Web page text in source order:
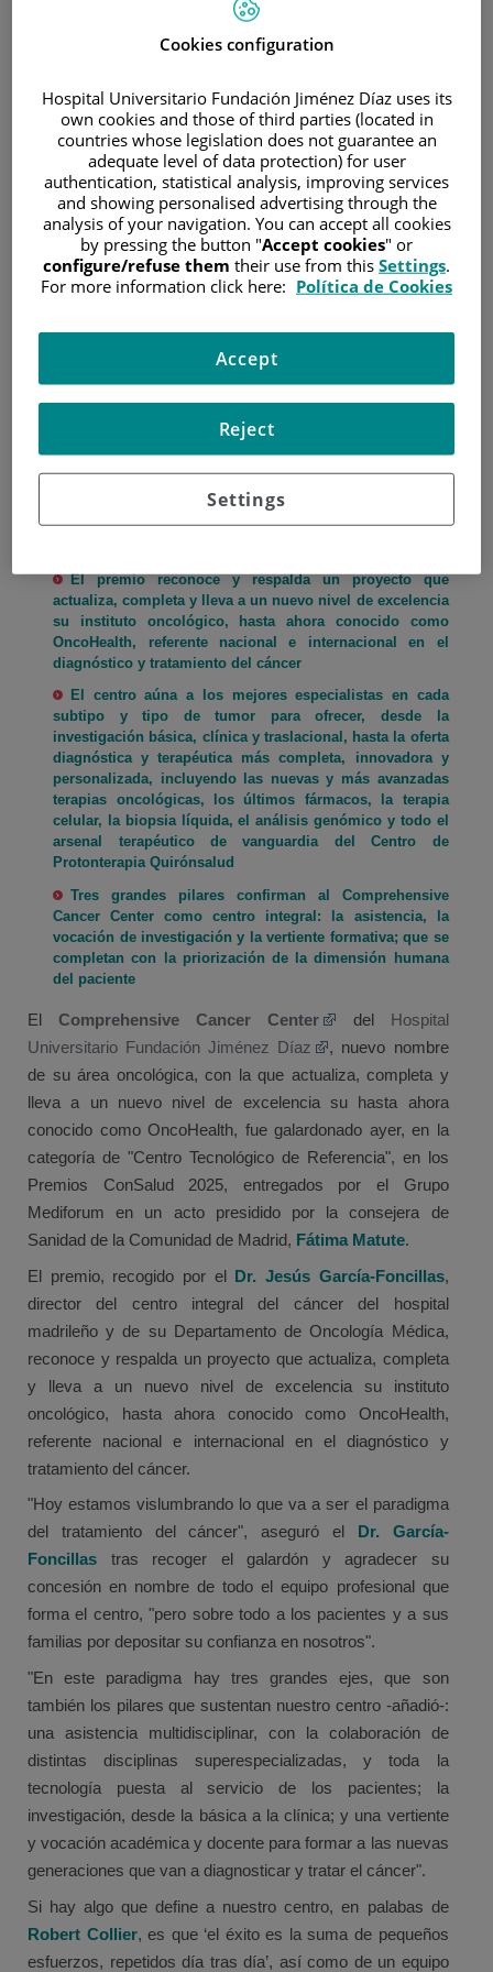
del hospital, reconocido en la
categoría de “Centro Tecnológico
de Referencia” en los Premios
ConSalud 2025
El centro plantea un abordaje transversal, multidisciplinar
e integral del cáncer, con profesionales especializados y
tecnología de vanguardia, para ofrecer el mejor y más
personalizado diagnóstico y tratamiento oncológico
17 de septiembre de 2025
El premio reconoce y respalda un proyecto que
actualiza, completa y lleva a un nuevo nivel de excelencia
su instituto oncológico, hasta ahora conocido como
OncoHealth, referente nacional e internacional en el
diagnóstico y tratamiento del cáncer
El centro aúna a los mejores especialistas en cada
subtipo y tipo de tumor para ofrecer, desde la
investigación básica, clínica y traslacional, hasta la oferta
diagnóstica y terapéutica más completa, innovadora y
personalizada, incluyendo las nuevas y más avanzadas
terapias oncológicas, los últimos fármacos, la terapia
celular, la biopsia líquida, el análisis genómico y todo el
arsenal terapéutico de vanguardia del Centro de
Protonterapia Quirónsalud
Tres grandes pilares confirman al Comprehensive
Cancer Center como centro integral: la asistencia, la
vocación de investigación y la vertiente formativa; que se
completan con la priorización de la dimensión humana
del paciente
El Comprehensive Cancer Center del Hospital
Universitario Fundación Jiménez Díaz
, nuevo nombre
de su área oncológica, con la que actualiza, completa y
lleva a un nuevo nivel de excelencia su hasta ahora
conocido como OncoHealth, fue galardonado ayer, en la
categoría de "Centro Tecnológico de Referencia", en los
Premios ConSalud 2025, entregados por el Grupo
Mediforum en un acto presidido por la consejera de
Sanidad de la Comunidad de Madrid, Fátima Matute.
El premio, recogido por el Dr. Jesús García-Foncillas,
director del centro integral del cáncer del hospital
madrileño y de su Departamento de Oncología Médica,
reconoce y respalda un proyecto que actualiza, completa
y lleva a un nuevo nivel de excelencia su instituto
oncológico, hasta ahora conocido como OncoHealth,
referente nacional e internacional en el diagnóstico y
tratamiento del cáncer.
"Hoy estamos vislumbrando lo que va a ser el paradigma
del tratamiento del cáncer", aseguró el Dr. García-
Foncillas tras recoger el galardón y agradecer su
concesión en nombre de todo el equipo profesional que
forma el centro, "pero sobre todo a los pacientes y a sus
familias por depositar su confianza en nosotros".
"En este paradigma hay tres grandes ejes, que son
también los pilares que sustentan nuestro centro -añadió-:
una asistencia multidisciplinar, con la colaboración de
distintas disciplinas superespecializadas, y toda la
tecnología puesta al servicio de los pacientes; la
investigación, desde la básica a la clínica; y una vertiente
y vocación académica y docente para formar a las nuevas
generaciones que van a diagnosticar y tratar el cáncer".
Si hay algo que define a nuestro centro, en palabas de
Robert Collier, es que ‘el éxito es la suma de pequeños
esfuerzos, repetidos día tras día’, así como de un equipo
Cookies configuration
Hospital Universitario Fundación Jiménez Díaz uses its
own cookies and those of third parties (located in
countries whose legislation does not guarantee an
adequate level of data protection) for user
authentication, statistical analysis, improving services
and showing personalised advertising through the
analysis of your navigation. You can accept all cookies
by pressing the button "Accept cookies" or
configure/refuse them their use from this Settings.
For more information click here: Política de Cookies
Settings
Reject
Accept